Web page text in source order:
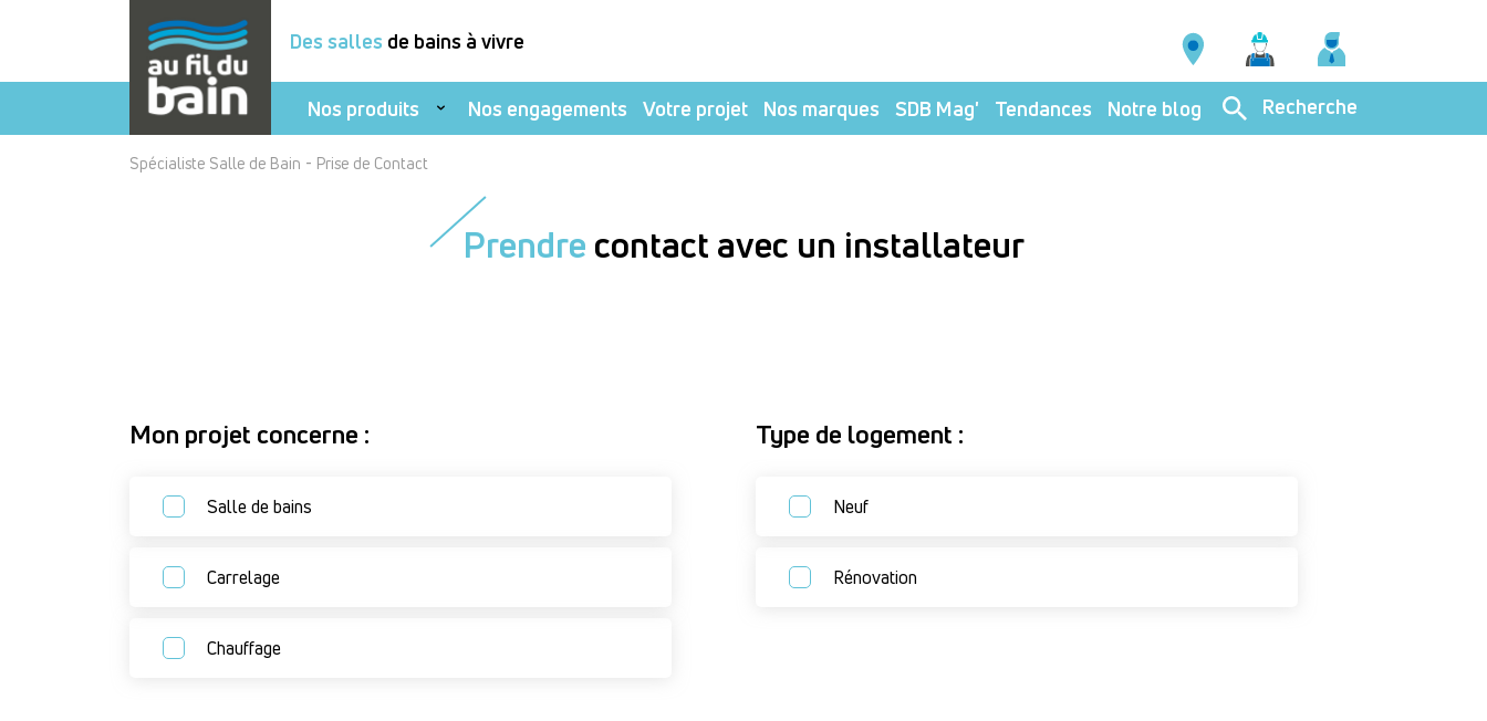
Des salles de bains à vivre
Nos produits Nos engagements Votre projet Nos marques SDB Mag' Tendances Notre blog Recherche
Spécialiste Salle de Bain - Prise de Contact
Prendre contact avec un installateur
Mon projet concerne :
Salle de bains
Carrelage
Chauffage
Type de logement :
Neuf
Rénovation